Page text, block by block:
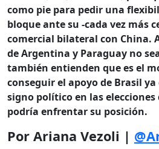
como pie para pedir una
bloque ante su -cada vez más
comercial bilateral con China.
de Argentina y Paraguay no
también entienden que es el
conseguir el apoyo de Brasil
signo político en las
podría enfrentar su posición.
Por Ariana Vezoli |